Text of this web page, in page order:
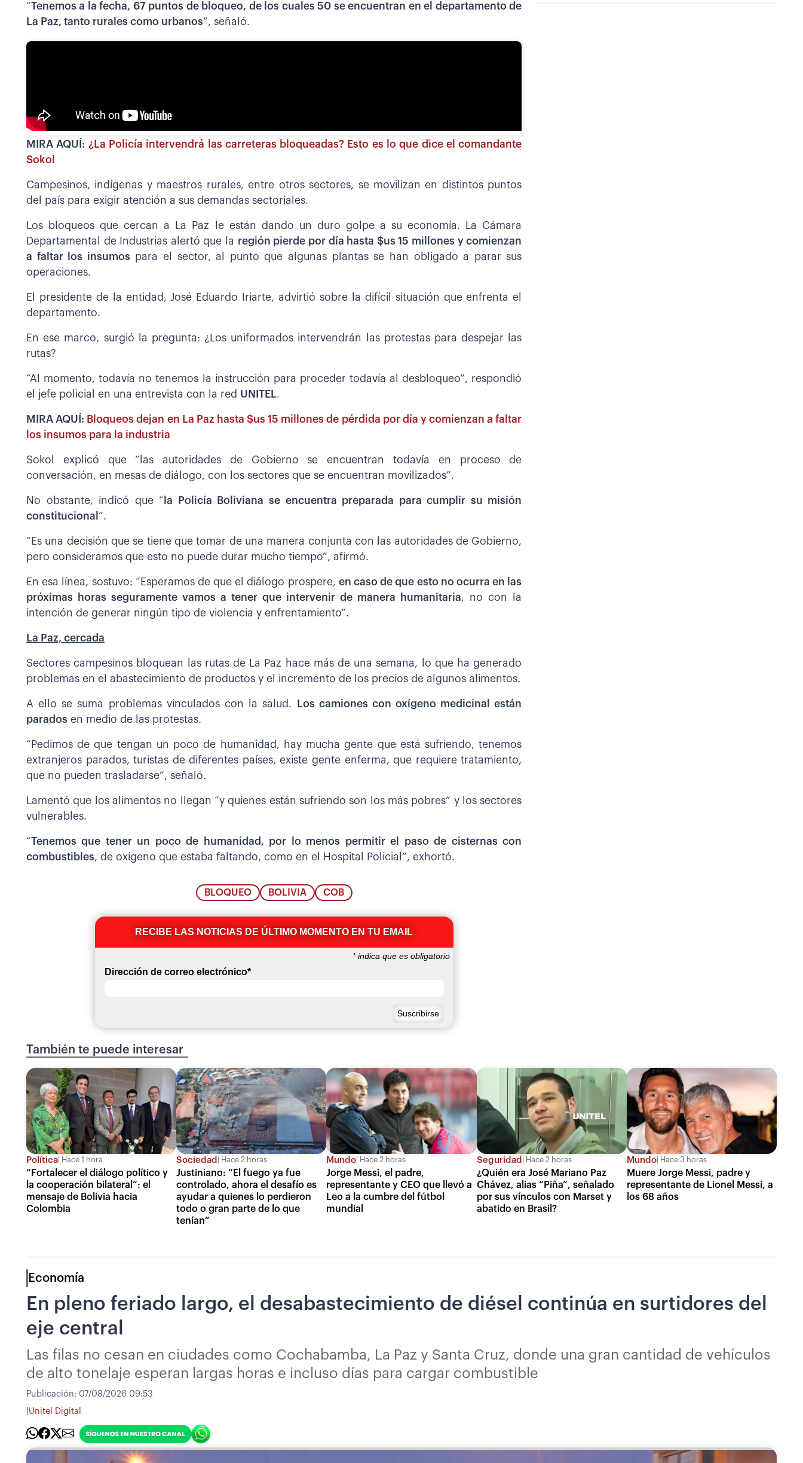
“Tenemos a la fecha, 67 puntos de bloqueo, de los cuales 50 se encuentran en el departamento de
La Paz, tanto rurales como urbanos”, señaló.
MIRA AQUÍ: ¿La Policía intervendrá las carreteras bloqueadas? Esto es lo que dice el comandante
Sokol
Campesinos, indígenas y maestros rurales, entre otros sectores, se movilizan en distintos puntos
del país para exigir atención a sus demandas sectoriales.
Los bloqueos que cercan a La Paz le están dando un duro golpe a su economía. La Cámara
Departamental de Industrias alertó que la región pierde por día hasta $us 15 millones y comienzan
a faltar los insumos para el sector, al punto que algunas plantas se han obligado a parar sus
operaciones.
El presidente de la entidad, José Eduardo Iriarte, advirtió sobre la difícil situación que enfrenta el
departamento.
En ese marco, surgió la pregunta: ¿Los uniformados intervendrán las protestas para despejar las
rutas?
“Al momento, todavía no tenemos la instrucción para proceder todavía al desbloqueo”, respondió
el jefe policial en una entrevista con la red UNITEL.
MIRA AQUÍ: Bloqueos dejan en La Paz hasta $us 15 millones de pérdida por día y comienzan a faltar
los insumos para la industria
Sokol explicó que “las autoridades de Gobierno se encuentran todavía en proceso de
conversación, en mesas de diálogo, con los sectores que se encuentran movilizados”.
No obstante, indicó que “ la Policía Boliviana se encuentra preparada para cumplir su misión
constitucional ”.
“Es una decisión que se tiene que tomar de una manera conjunta con las autoridades de Gobierno,
pero consideramos que esto no puede durar mucho tiempo”, afirmó.
En esa línea, sostuvo: “Esperamos de que el diálogo prospere, en caso de que esto no ocurra en las
próximas horas seguramente vamos a tener que intervenir de manera humanitaria, no con la
intención de generar ningún tipo de violencia y enfrentamiento”.
La Paz, cercada
Sectores campesinos bloquean las rutas de La Paz hace más de una semana, lo que ha generado
problemas en el abastecimiento de productos y el incremento de los precios de algunos alimentos.
A ello se suma problemas vinculados con la salud.
Los camiones con oxígeno medicinal están
parados en medio de las protestas.
“Pedimos de que tengan un poco de humanidad, hay mucha gente que está sufriendo, tenemos
extranjeros parados, turistas de diferentes países, existe gente enferma, que requiere tratamiento,
que no pueden trasladarse”, señaló.
Lamentó que los alimentos no llegan “y quienes están sufriendo son los más pobres” y los sectores
vulnerables.
“Tenemos que tener un poco de humanidad, por lo menos permitir el paso de cisternas con
combustibles, de oxígeno que estaba faltando, como en el Hospital Policial”, exhortó.
BLOQUEO BOLIVIA COB
RECIBE LAS NOTICIAS DE ÚLTIMO MOMENTO EN TU EMAIL
*indica que es obligatorio
Dirección de correo electrónico*
También te puede interesar
Política Hace 1 hora
“Fortalecer el diálogo político y
la cooperación bilateral”: el
mensaje de Bolivia hacia
Colombia
Sociedad Hace 2 horas
Justiniano: “El fuego ya fue
controlado, ahora el desafío es
ayudar a quienes lo perdieron
todo o gran parte de lo que
tenían”
Mundo Hace 2 horas
Jorge Messi, el padre,
representante y CEO que llevó a
Leo a la cumbre del fútbol
mundial
Seguridad Hace 2 horas
¿Quién era José Mariano Paz
Chávez, alias “Piña”, señalado
por sus vínculos con Marset y
abatido en Brasil?
Mundo Hace 3 horas
Muere Jorge Messi, padre y
representante de Lionel Messi, a
los 68 años
Economía
En pleno feriado largo, el desabastecimiento de diésel continúa en surtidores del
eje central
Las filas no cesan en ciudades como Cochabamba, La Paz y Santa Cruz, donde una gran cantidad de vehículos
de alto tonelaje esperan largas horas e incluso días para cargar combustible
Publicación: 07/08/2026 09:53
Unitel Digital